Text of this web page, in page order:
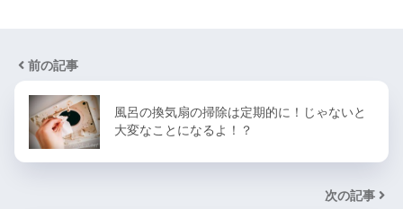
前の記事
風呂の換気扇の掃除は定期的に！じゃないと
大変なことになるよ！？
次の記事